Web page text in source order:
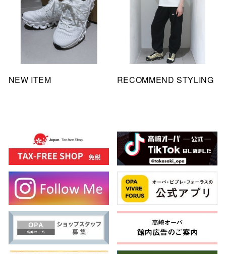
NEW ITEM RECOMMEND STYLING